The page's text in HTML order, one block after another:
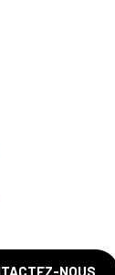
NOUS